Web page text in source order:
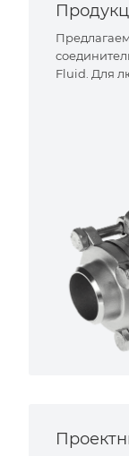
Fluid. Для